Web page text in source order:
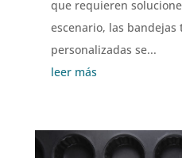
que requieren
escenario, las bandejas
personalizadas se...
leer más